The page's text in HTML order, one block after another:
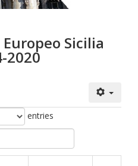
Sicilia
2020
entries